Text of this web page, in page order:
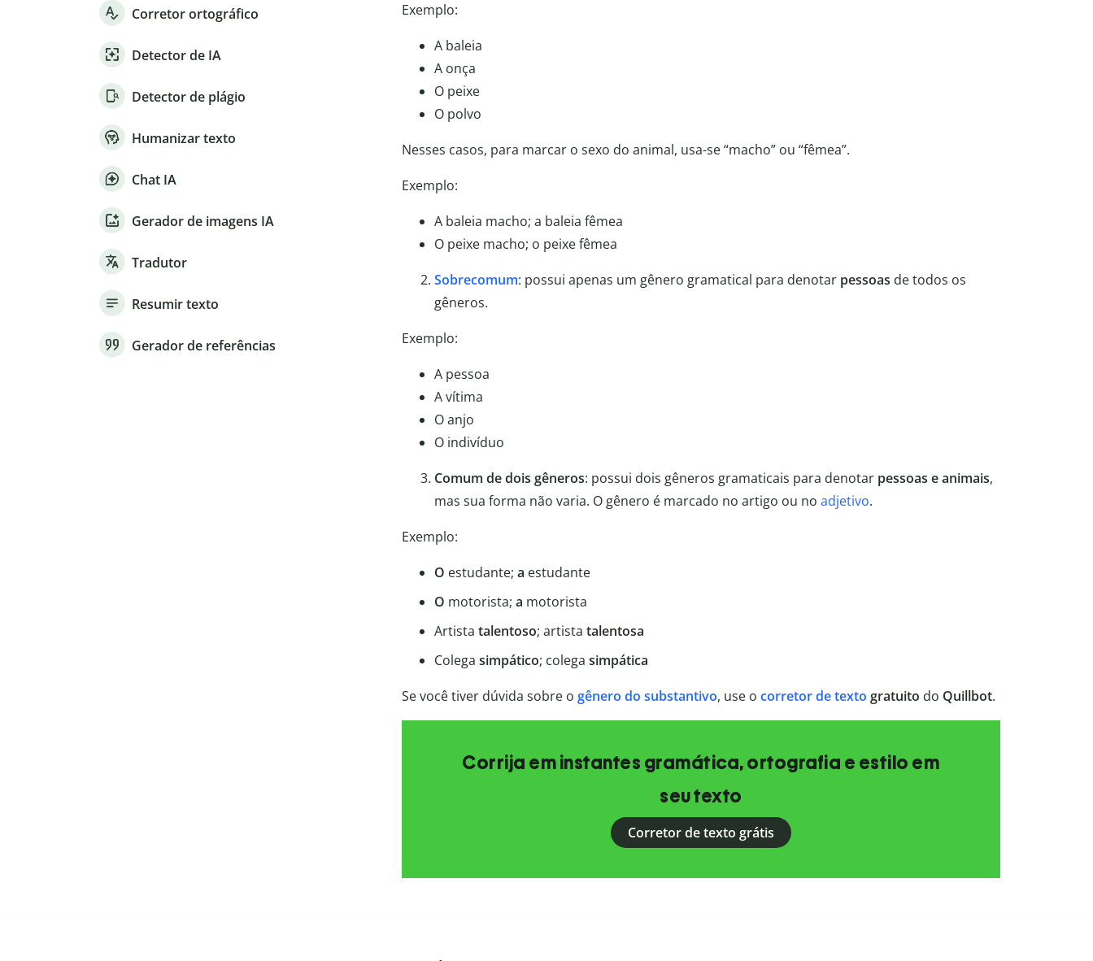
Corretor ortográfico
Detector de IA
Detector de plágio
Humanizar texto
Chat IA
Gerador de imagens IA
Tradutor
Resumir texto
Gerador de referências
Exemplo:
A baleia
A onça
O peixe
O polvo
Nesses casos, para marcar o sexo do animal, usa-se “macho” ou “fêmea”.
Exemplo:
A baleia macho; a baleia fêmea
O peixe macho; o peixe fêmea
Sobrecomum: possui apenas um gênero gramatical para denotar pessoas de todos os
gêneros.
Exemplo:
A pessoa
A vítima
O anjo
O indivíduo
Comum de dois gêneros: possui dois gêneros gramaticais para denotar pessoas e animais,
mas sua forma não varia. O gênero é marcado no artigo ou no adjetivo.
Exemplo:
O estudante; a estudante
O motorista; a motorista
Artista talentoso; artista talentosa
Colega simpático; colega simpática
Se você tiver dúvida sobre o gênero do substantivo, use o corretor de texto gratuito do Quillbot.
Corrija em instantes gramática, ortografia e estilo em
seu texto
Corretor de texto grátis